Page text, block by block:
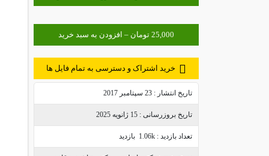
خرید اشتراک و دسترسی به تمام فایل ها
تاریخ انتشار : 23 سپتامبر 2017
تاریخ بروزرسانی : 15 ژانویه 2025
تعداد بازدید : 1.06k بازدید